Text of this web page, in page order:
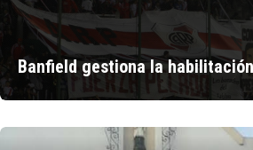
Banfield gestiona la